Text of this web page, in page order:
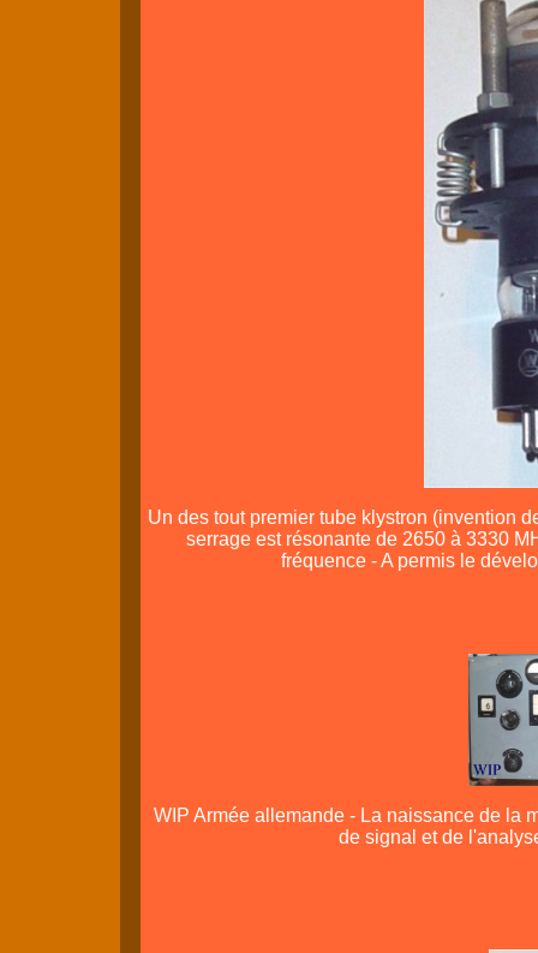
Un des tout premier tube klystron (invention
serrage est résonante de 2650 à 3330
fréquence - A permis le
WIP Armée allemande - La naissance de la
de signal et de